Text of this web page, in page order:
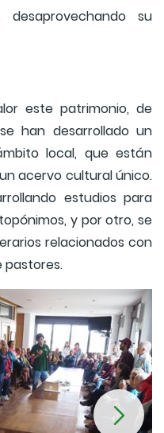
desaprovechando su
este patrimonio, de
han desarrollado un
local, que están
acervo cultural único.
estudios para
y por otro, se
relacionados con
pastores.